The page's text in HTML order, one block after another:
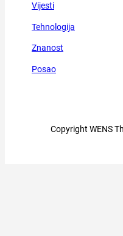
Vijesti
Tehnologija
Znanost
Posao
Copyright WENS